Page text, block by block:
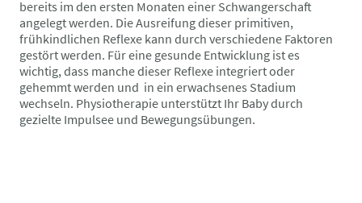
bereits im den ersten Monaten einer Schwangerschaft
angelegt werden. Die Ausreifung dieser primitiven,
frühkindlichen Reflexe kann durch verschiedene Faktoren
gestört werden. Für eine gesunde Entwicklung ist es
wichtig, dass manche dieser Reflexe integriert oder
gehemmt werden und in ein erwachsenes Stadium
wechseln. Physiotherapie unterstützt Ihr Baby durch
gezielte Impulsee und Bewegungsübungen.